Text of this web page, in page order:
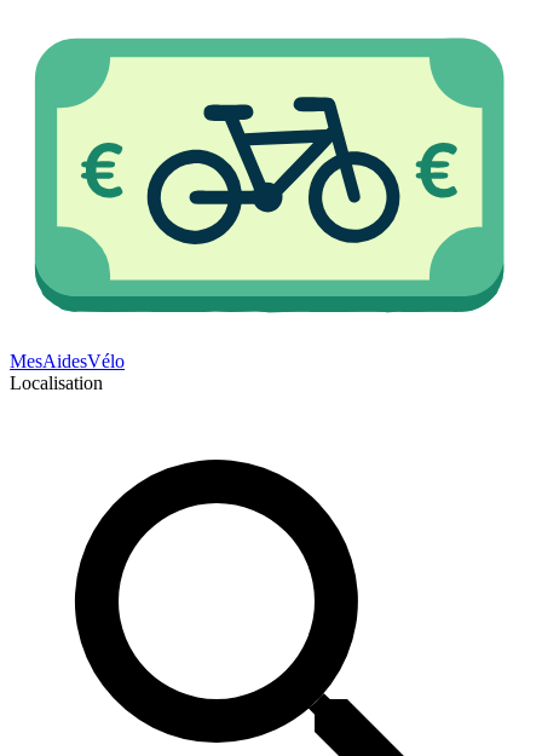
MesAidesVélo
Localisation